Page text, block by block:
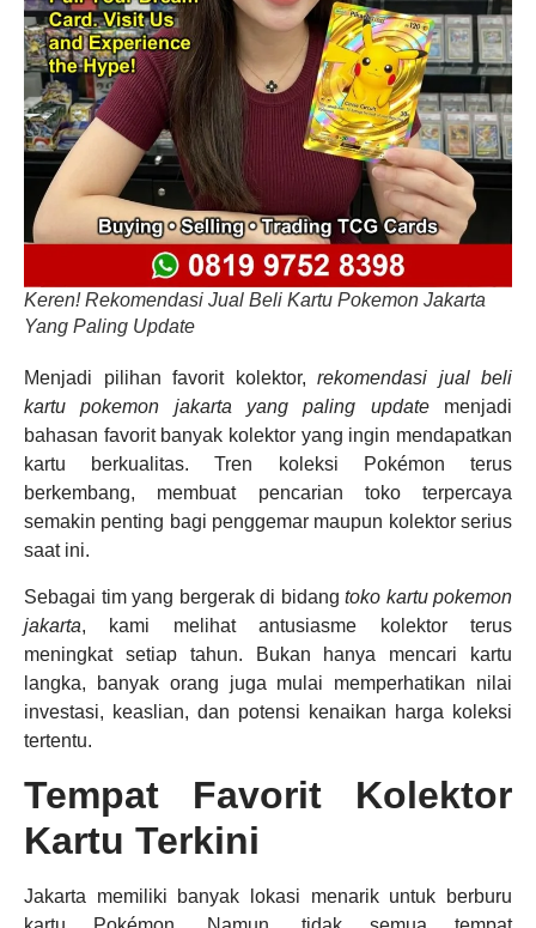
Keren! Rekomendasi Jual Beli Kartu Pokemon Jakarta
Yang Paling Update
Menjadi pilihan favorit kolektor, rekomendasi jual beli
kartu pokemon jakarta yang paling updatemenjadi
bahasan favorit banyak kolektor yang ingin mendapatkan
kartu berkualitas. Tren koleksi Pokémon terus
berkembang, membuat pencarian toko terpercaya
semakin penting bagi penggemar maupun kolektor serius
saat ini.
Sebagai tim yang bergerak di bidang toko kartu pokemon
jakarta, kami melihat antusiasme kolektor terus
meningkat setiap tahun. Bukan hanya mencari kartu
langka, banyak orang juga mulai memperhatikan nilai
investasi, keaslian, dan potensi kenaikan harga koleksi
tertentu.
Tempat Favorit Kolektor
Kartu Terkini
Jakarta memiliki banyak lokasi menarik untuk berburu